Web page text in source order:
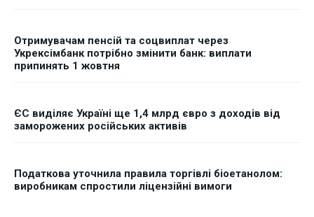
Отримувачам пенсій та соцвиплат через
Укрексімбанк потрібно змінити банк: виплати
припинять 1 жовтня
ЄС виділяє Україні ще 1,4 млрд євро з доходів від
заморожених російських активів
Податкова уточнила правила торгівлі біоетанолом:
виробникам спростили ліцензійні вимоги